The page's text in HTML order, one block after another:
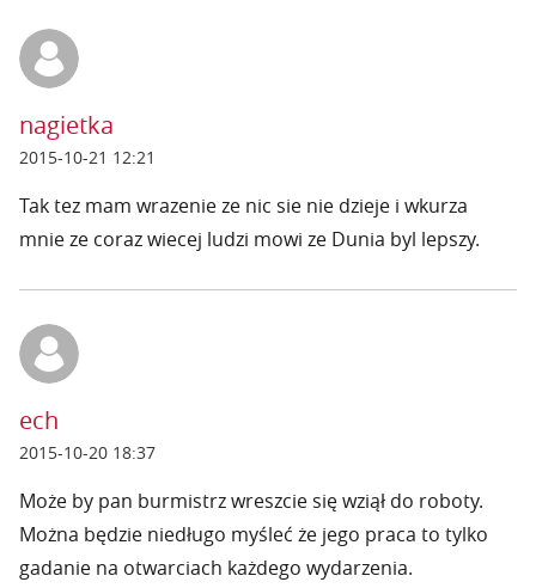
nagietka
2015-10-21 12:21
Tak tez mam wrazenie ze nic sie nie dzieje i wkurza
mnie ze coraz wiecej ludzi mowi ze Dunia byl lepszy.
ech
2015-10-20 18:37
Może by pan burmistrz wreszcie się wziął do roboty.
Można będzie niedługo myśleć że jego praca to tylko
gadanie na otwarciach każdego wydarzenia.